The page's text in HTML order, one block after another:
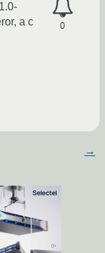
0
а с
→